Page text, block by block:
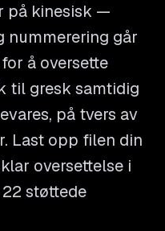
på kinesisk —
nummerering går
å oversette
til gresk samtidig
på tvers av
Last opp filen din
oversettelse i
støttede